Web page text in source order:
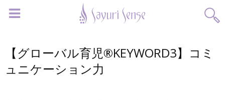
【グローバル育児®KEYWORD3】コミ
ュニケーション力